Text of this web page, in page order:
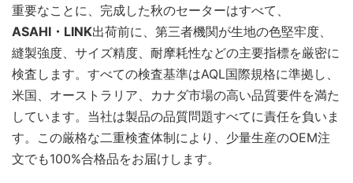
重要なことに、完成した秋のセーターはすべて、
ASAHI・LINK出荷前に、第三者機関が生地の色堅牢度、
縫製強度、サイズ精度、耐摩耗性などの主要指標を厳密に
検査します。すべての検査基準はAQL国際規格に準拠し、
米国、オーストラリア、カナダ市場の高い品質要件を満た
しています。当社は製品の品​​質問題すべてに責任を負いま
す。この厳格な二重検査体制により、少量生産のOEM注
文でも100%合格品をお届けします。